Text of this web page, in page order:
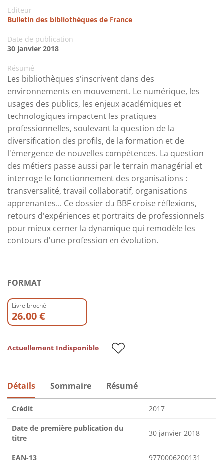
Editeur
Bulletin des bibliothèques de France
Date de publication
30 janvier 2018
Résumé
Les bibliothèques s'inscrivent dans des
environnements en mouvement. Le numérique, les
usages des publics, les enjeux académiques et
technologiques impactent les pratiques
professionnelles, soulevant la question de la
diversification des profils, de la formation et de
l'émergence de nouvelles compétences. La question
des métiers passe aussi par le terrain managérial et
interroge le fonctionnement des organisations :
transversalité, travail collaboratif, organisations
apprenantes... Ce dossier du BBF croise réflexions,
retours d'expériences et portraits de professionnels
pour mieux cerner la dynamique qui remodèle les
contours d'une profession en évolution.
FORMAT
Livre broché
26.00 €
Actuellement Indisponible
Détails Sommaire Résumé
Crédit 2017
Date de première publication du
titre
30 janvier 2018
EAN-13 9770006200131